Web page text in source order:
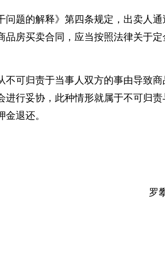
题的解释》第四条规定，出卖人
房买卖合同，应当按照法律关于
可归责于当事人双方的事由导致
行妥协，此种情形就属于不可归
退还。
罗